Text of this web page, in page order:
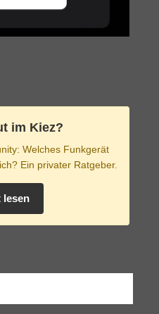
im Kiez?
Welches Funkgerät
Ein privater Ratgeber.
lesen